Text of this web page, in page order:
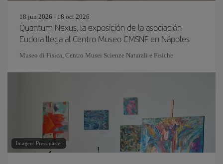
18 jun 2026 - 18 oct 2026
Quantum Nexus, la exposición de la asociación
Eudora llega al Centro Museo CMSNF en Nápoles
Museo di Fisica, Centro Musei Scienze Naturali e Fisiche
Imagen: Pressmaster